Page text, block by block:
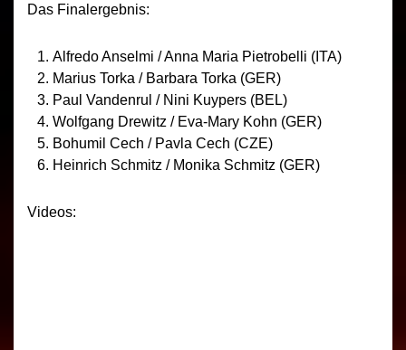
Das Finalergebnis:
Alfredo Anselmi / Anna Maria Pietrobelli (ITA)
Marius Torka / Barbara Torka (GER)
Paul Vandenrul / Nini Kuypers (BEL)
Wolfgang Drewitz / Eva-Mary Kohn (GER)
Bohumil Cech / Pavla Cech (CZE)
Heinrich Schmitz / Monika Schmitz (GER)
Videos: